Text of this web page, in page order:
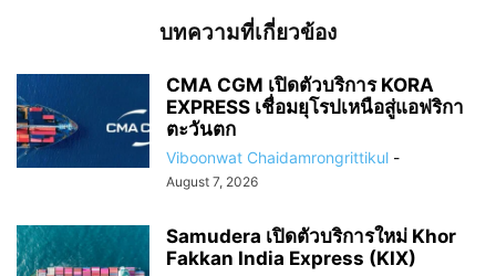
บทความที่เกี่ยวข้อง
CMA CGM เปิดตัวบริการ KORA
EXPRESS เชื่อมยุโรปเหนือสู่แอฟริกา
ตะวันตก
Viboonwat Chaidamrongrittikul -
August 7, 2026
Samudera เปิดตัวบริการใหม่ Khor
Fakkan India Express (KIX)